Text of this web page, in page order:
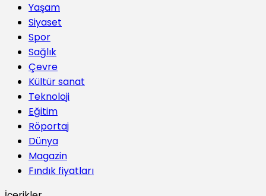
Yaşam
Siyaset
Spor
Sağlık
Çevre
Kültür sanat
Teknoloji
Eğitim
Röportaj
Dünya
Magazin
Fındık fiyatları